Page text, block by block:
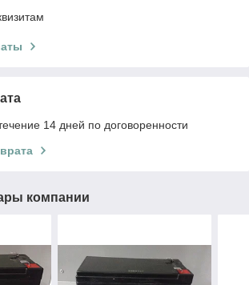
14 дней по договоренности
компании